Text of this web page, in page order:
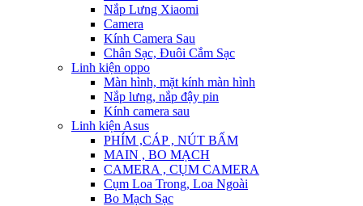
Nắp Lưng Xiaomi
Camera
Kính Camera Sau
Chân Sạc, Đuôi Cắm Sạc
Linh kiện oppo
Màn hình, mặt kính màn hình
Nắp lưng, nắp đậy pin
Kính camera sau
Linh kiện Asus
PHÍM ,CÁP , NÚT BẤM
MAIN , BO MẠCH
CAMERA , CỤM CAMERA
Cụm Loa Trong, Loa Ngoài
Bo Mạch Sạc